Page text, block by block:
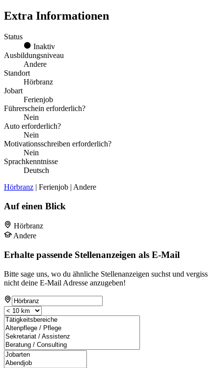
Extra Informationen
Status
Inaktiv
Ausbildungsniveau
Andere
Standort
Hörbranz
Jobart
Ferienjob
Führerschein erforderlich?
Nein
Auto erforderlich?
Nein
Motivationsschreiben erforderlich?
Nein
Sprachkenntnisse
Deutsch
Hörbranz | Ferienjob | Andere
Auf einen Blick
Hörbranz
Andere
Erhalte passende Stellenanzeigen als E-Mail
Bitte sage uns, wo du ähnliche Stellenanzeigen suchst und vergiss
nicht deine E-Mail Adresse anzugeben!